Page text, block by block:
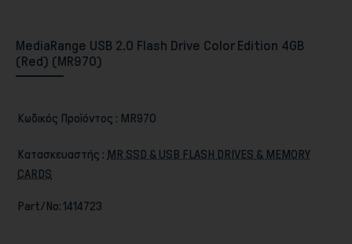
Αποθήκευση
MediaRange USB 2.0 Flash Drive Color Edition 4GB
(Red) (MR970)
Κωδικός Προϊόντος : MR970
Κατασκευαστής : MR SSD & USB FLASH DRIVES & MEMORY
CARDS
Part/No:1414723